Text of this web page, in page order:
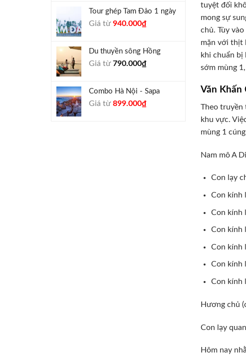
1.800.000₫. là:
Tour ghép Tam Đảo 1 ngày
Giá từGiá
1.000.000₫.
940.000₫Giá
là:
Du thuyền sông Hồng
Giá từ790.000₫
Combo Hà Nội - Sapa
Giá từGiá
899.000₫Giá
tuyệt đối
mong sự
chủ. Tùy
mặn với thịt
khi chuẩn bị
sớm mùng
Văn Khấn
Theo truyền
khu vực.
mùng 1
Nam mô A
Con lạy
Con kính
Con kính
Con kính
Con kính
Con kính
Con kính
Hương
Con lạy
Hôm nay